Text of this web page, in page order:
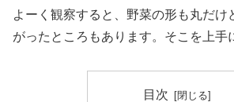
よーく観察すると、野菜の形も丸だけ
がったところもあります。そこを上手
目次